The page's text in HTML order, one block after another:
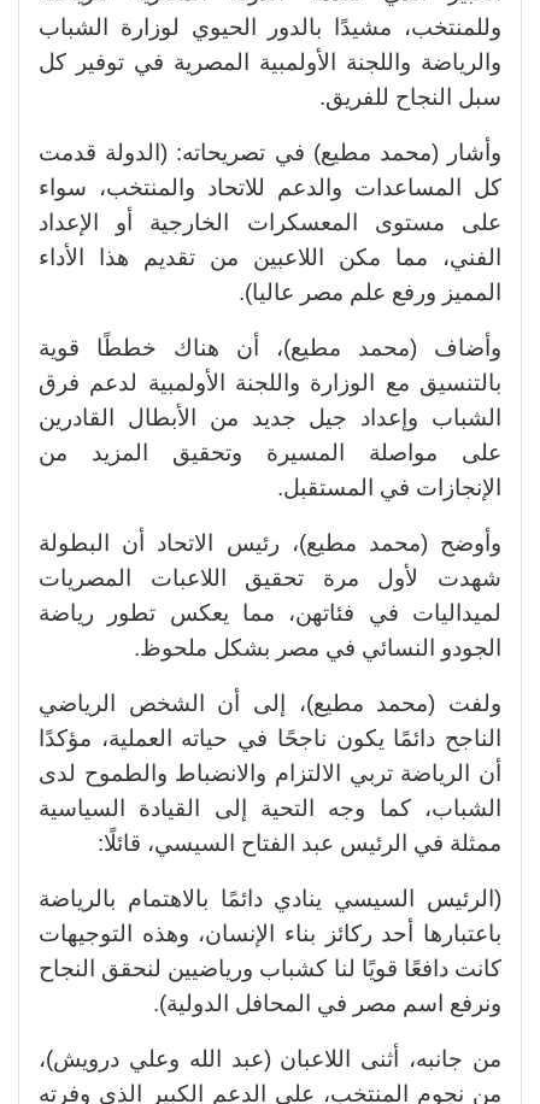
وللمنتخب، مشيدًا بالدور الحيوي لوزارة الشباب
والرياضة واللجنة الأولمبية المصرية في توفير كل
سبل النجاح للفريق.
وأشار (محمد مطيع) في تصريحاته: (الدولة قدمت
كل المساعدات والدعم للاتحاد والمنتخب، سواء
على مستوى المعسكرات الخارجية أو الإعداد
الفني، مما مكن اللاعبين من تقديم هذا الأداء
المميز ورفع علم مصر عاليا).
وأضاف (محمد مطيع)، أن هناك خططًا قوية
بالتنسيق مع الوزارة واللجنة الأولمبية لدعم فرق
الشباب وإعداد جيل جديد من الأبطال القادرين
على مواصلة المسيرة وتحقيق المزيد من
الإنجازات في المستقبل.
وأوضح (محمد مطيع)، رئيس الاتحاد أن البطولة
شهدت لأول مرة تحقيق اللاعبات المصريات
لميداليات في فئاتهن، مما يعكس تطور رياضة
الجودو النسائي في مصر بشكل ملحوظ.
ولفت (محمد مطيع)، إلى أن الشخص الرياضي
الناجح دائمًا يكون ناجحًا في حياته العملية، مؤكدًا
أن الرياضة تربي الالتزام والانضباط والطموح لدى
الشباب،كما وجه التحية إلى القيادة السياسية
ممثلة في الرئيس عبد الفتاح السيسي، قائلًا:
(الرئيس السيسي ينادي دائمًا بالاهتمام بالرياضة
باعتبارها أحد ركائز بناء الإنسان، وهذه التوجيهات
كانت دافعًا قويًا لنا كشباب ورياضيين لنحقق النجاح
ونرفع اسم مصر في المحافل الدولية).
من جانبه، أثنى اللاعبان (عبد الله وعلي درويش)،
من نجوم المنتخب، على الدعم الكبير الذي وفرته